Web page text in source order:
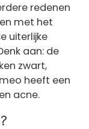
redenen
met het
uiterlijke
aan: de
zwart,
heeft een
acne.